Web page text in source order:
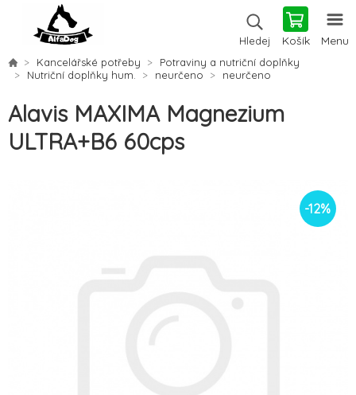
Hledej Košík Menu
Kancelářské potřeby
Potraviny a nutriční doplňky
Nutriční doplňky hum.
neurčeno neurčeno
Alavis MAXIMA Magnezium
ULTRA+B6 60cps
-12%